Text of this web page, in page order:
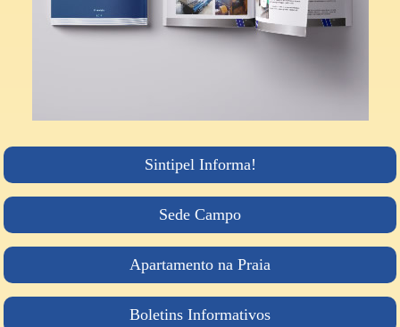
Sintipel Informa!
Sede Campo
Apartamento na Praia
Boletins Informativos